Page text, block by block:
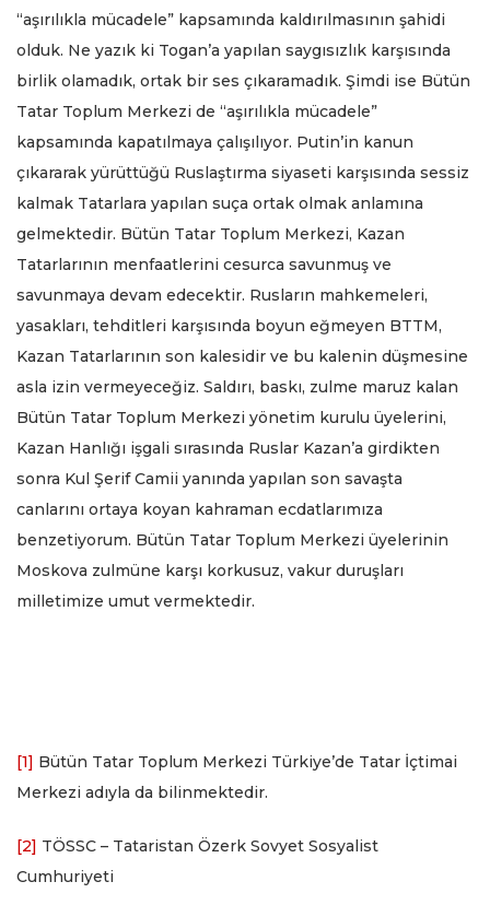
“aşırılıkla mücadele” kapsamında kaldırılmasının şahidi
olduk. Ne yazık ki Togan’a yapılan saygısızlık karşısında
birlik olamadık, ortak bir ses çıkaramadık. Şimdi ise Bütün
Tatar Toplum Merkezi de “aşırılıkla mücadele”
kapsamında kapatılmaya çalışılıyor. Putin’in kanun
çıkararak yürüttüğü Ruslaştırma siyaseti karşısında sessiz
kalmak Tatarlara yapılan suça ortak olmak anlamına
gelmektedir. Bütün Tatar Toplum Merkezi, Kazan
Tatarlarının menfaatlerini cesurca savunmuş ve
savunmaya devam edecektir. Rusların mahkemeleri,
yasakları, tehditleri karşısında boyun eğmeyen BTTM,
Kazan Tatarlarının son kalesidir ve bu kalenin düşmesine
asla izin vermeyeceğiz. Saldırı, baskı, zulme maruz kalan
Bütün Tatar Toplum Merkezi yönetim kurulu üyelerini,
Kazan Hanlığı işgali sırasında Ruslar Kazan’a girdikten
sonra Kul Şerif Camii yanında yapılan son savaşta
canlarını ortaya koyan kahraman ecdatlarımıza
benzetiyorum. Bütün Tatar Toplum Merkezi üyelerinin
Moskova zulmüne karşı korkusuz, vakur duruşları
milletimize umut vermektedir.
[1] Bütün Tatar Toplum Merkezi Türkiye’de Tatar İçtimai
Merkezi adıyla da bilinmektedir.
[2] TÖSSC – Tataristan Özerk Sovyet Sosyalist
Cumhuriyeti